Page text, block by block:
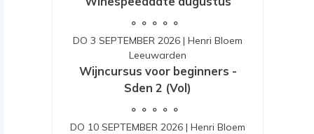
DO 3 SEPTEMBER 2026 | Henri Bloem
Leeuwarden
Wijncursus voor beginners -
Sden 2 (Vol)
DO 10 SEPTEMBER 2026 | Henri Bloem